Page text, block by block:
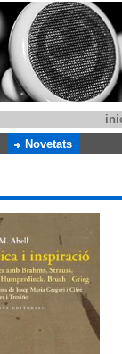
Novetats